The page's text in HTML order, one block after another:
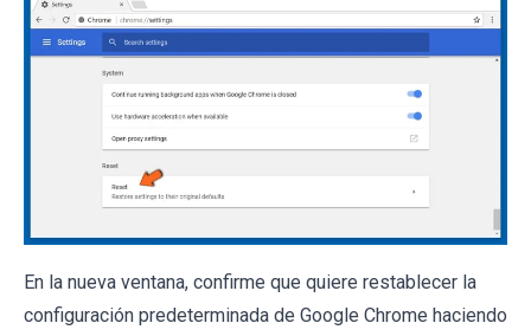
En la nueva ventana, confirme que quiere restablecer la
configuración predeterminada de Google Chrome haciendo